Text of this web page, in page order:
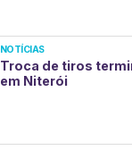
NOTÍCIAS
Troca de tiros
em Niterói